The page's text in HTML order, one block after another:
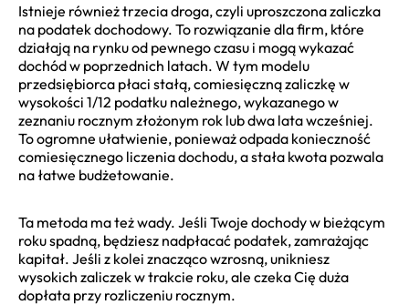
Istnieje również trzecia droga, czyli uproszczona zaliczka
na podatek dochodowy. To rozwiązanie dla firm, które
działają na rynku od pewnego czasu i mogą wykazać
dochód w poprzednich latach. W tym modelu
przedsiębiorca płaci stałą, comiesięczną zaliczkę w
wysokości 1/12 podatku należnego, wykazanego w
zeznaniu rocznym złożonym rok lub dwa lata wcześniej.
To ogromne ułatwienie, ponieważ odpada konieczność
comiesięcznego liczenia dochodu, a stała kwota pozwala
na łatwe budżetowanie.
Ta metoda ma też wady. Jeśli Twoje dochody w bieżącym
roku spadną, będziesz nadpłacać podatek, zamrażając
kapitał. Jeśli z kolei znacząco wzrosną, unikniesz
wysokich zaliczek w trakcie roku, ale czeka Cię duża
dopłata przy rozliczeniu rocznym.